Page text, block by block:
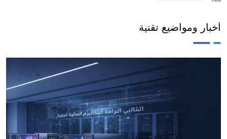
أخبار ومواضيع تقنية